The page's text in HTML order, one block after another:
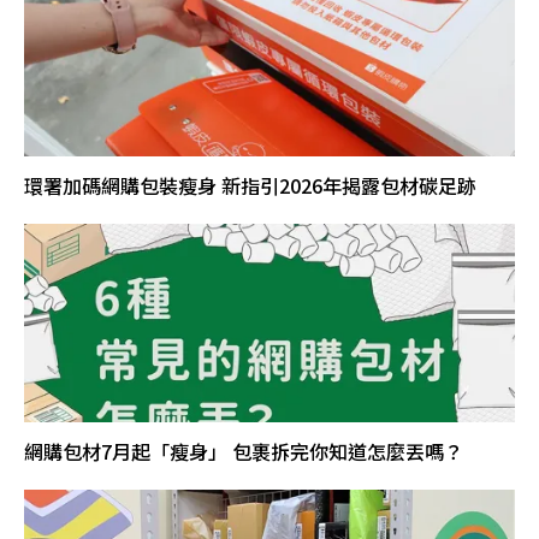
環署加碼網購包裝瘦身 新指引2026年揭露包材碳足跡
網購包材7月起「瘦身」 包裹拆完你知道怎麼丟嗎？